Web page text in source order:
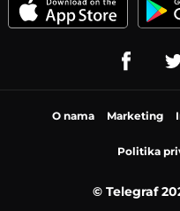
O nama Marketing
Politika
© Telegraf